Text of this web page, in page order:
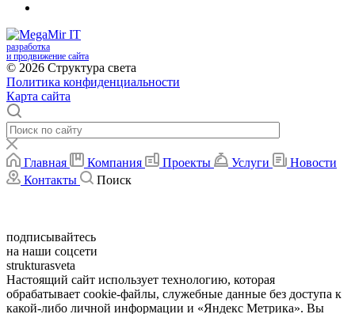
разработка
и продвижение сайта
© 2026 Структура света
Политика конфиденциальности
Карта сайта
Главная Компания Проекты Услуги
Новости
Контакты
Поиск
подписывайтесь
на наши соцсети
strukturasveta
Настоящий сайт использует технологию, которая
обрабатывает cookie-файлы, служебные данные без доступа к
какой-либо личной информации и «Яндекс Метрика». Вы